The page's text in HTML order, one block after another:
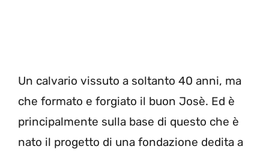
Un calvario vissuto a soltanto 40 anni, ma
che formato e forgiato il buon Josè. Ed è
principalmente sulla base di questo che è
nato il progetto di una fondazione dedita a